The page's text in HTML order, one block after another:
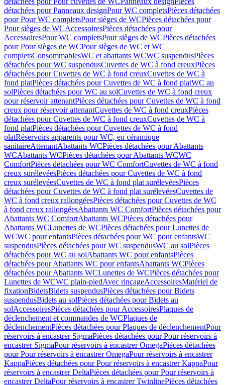
détachées pour Panneaux designPour WC completsPièces détachées
pour Pour WC completsPour sièges de WCPièces détachées pour
Pour sièges de WCAccessoiresPièces détachées pour
AccessoiresPour WC completsPour sièges de WCPièces détachées
pour Pour sièges de WCPour sièges de WC et WC
completsConsommablesWC et abattants WCWC suspendusPièces
détachées pour WC suspendusCuvettes de WC à fond creuxPièces
détachées pour Cuvettes de WC à fond creuxCuvettes de WC à
fond platPièces détachées pour Cuvettes de WC à fond platWC au
solPièces détachées pour WC au solCuvettes de WC à fond creux
pour réservoir attenantPièces détachées pour Cuvettes de WC à fond
creux pour réservoir attenantCuvettes de WC à fond creuxPièces
détachées pour Cuvettes de WC à fond creuxCuvettes de WC à
fond platPièces détachées pour Cuvettes de WC à fond
platRéservoirs apparents pour WC, en céramique
sanitaireAttenantAbattants WCPièces détachées pour Abattants
WCAbattants WCPièces détachées pour Abattants WCWC
ComfortPièces détachées pour WC ComfortCuvettes de WC à fond
creux surélevéesPièces détachées pour Cuvettes de WC à fond
creux surélevéesCuvettes de WC à fond plat surélevéesPièces
détachées pour Cuvettes de WC à fond plat surélevéesCuvettes de
WC à fond creux rallongéesPièces détachées pour Cuvettes de WC
à fond creux rallongéesAbattants WC ComfortPièces détachées pour
Abattants WC ComfortAbattants WCPièces détachées pour
Abattants WCLunettes de WCPièces détachées pour Lunettes de
WCWC pour enfantsPièces détachées pour WC pour enfantsWC
suspendusPièces détachées pour WC suspendusWC au solPièces
détachées pour WC au solAbattants WC pour enfantsPièces
détachées pour Abattants WC pour enfantsAbattants WCPièces
détachées pour Abattants WCLunettes de WCPièces détachées pour
Lunettes de WCWC plain-piedAvec rinçageAccessoiresMatériel de
fixationBidetsBidets suspendusPièces détachées pour Bidets
suspendusBidets au solPièces détachées pour Bidets au
solAccessoiresPièces détachées pour AccessoiresPlaques de
déclenchement et commandes de WCPlaques de
déclenchementPièces détachées pour Plaques de déclenchementPour
réservoirs à encastrer SigmaPièces détachées pour Pour réservoirs à
encastrer SigmaPour réservoirs à encastrer OmegaPièces détachées
pour Pour réservoirs à encastrer OmegaPour réservoirs à encastrer
KappaPièces détachées pour Pour réservoirs à encastrer KappaPour
réservoirs à encastrer DeltaPièces détachées pour Pour réservoirs à
encastrer DeltaPour réservoirs à encastrer TwinlinePièces détachées